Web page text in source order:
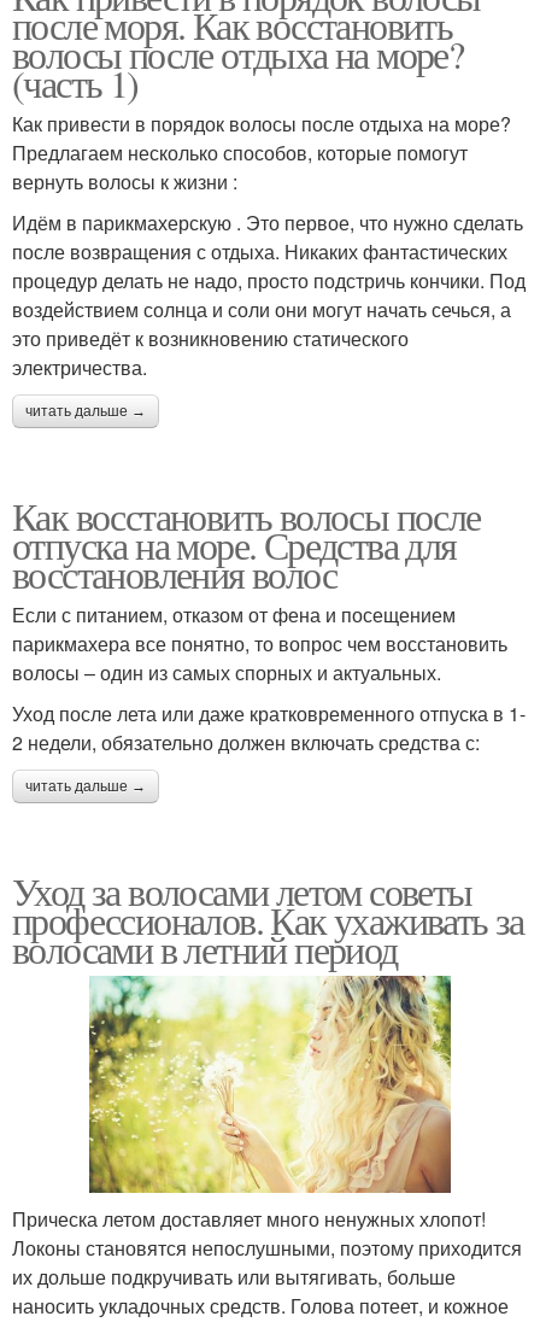
после моря. Как восстановить
волосы после отдыха на море?
(часть 1)
Как привести в порядок волосы после отдыха на море?
Предлагаем несколько способов, которые помогут
вернуть волосы к жизни :
Идём в парикмахерскую . Это первое, что нужно сделать
после возвращения с отдыха. Никаких фантастических
процедур делать не надо, просто подстричь кончики. Под
воздействием солнца и соли они могут начать сечься, а
это приведёт к возникновению статического
электричества.
читать дальше →
Как восстановить волосы после
отпуска на море. Средства для
восстановления волос
Если с питанием, отказом от фена и посещением
парикмахера все понятно, то вопрос чем восстановить
волосы – один из самых спорных и актуальных.
Уход после лета или даже кратковременного отпуска в 1-
2 недели, обязательно должен включать средства с:
читать дальше →
Уход за волосами летом советы
профессионалов. Как ухаживать за
волосами в летний период
Прическа летом доставляет много ненужных хлопот!
Локоны становятся непослушными, поэтому приходится
их дольше подкручивать или вытягивать, больше
наносить укладочных средств. Голова потеет, и кожное